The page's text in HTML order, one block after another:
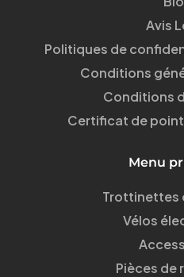
Avis
Politiques de
Conditions
Conditions
Certificat de
Menu
Trottinettes
Vélos
Pièces de